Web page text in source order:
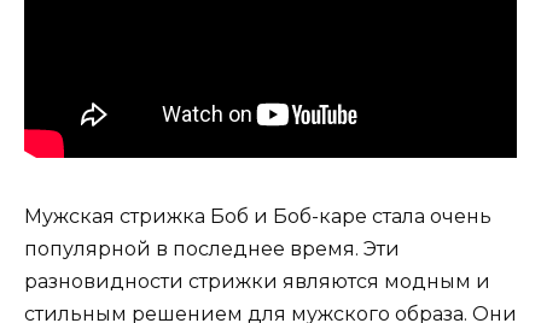
Мужская стрижка Боб и Боб-каре стала очень
популярной в последнее время. Эти
разновидности стрижки являются модным и
стильным решением для мужского образа. Они